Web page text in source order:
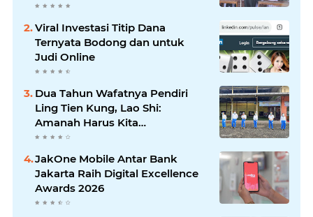
Viral Investasi Titip Dana
Ternyata Bodong dan untuk
Judi Online
Dua Tahun Wafatnya Pendiri
Ling Tien Kung, Lao Shi:
Amanah Harus Kita
Laksanakan!
JakOne Mobile Antar Bank
Jakarta Raih Digital Excellence
Awards 2026